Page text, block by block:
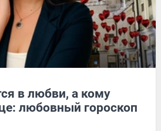
в любви, а кому
любовный гороскоп